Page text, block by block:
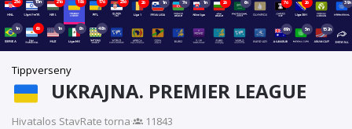
23ó 15n 21ó 18ó 17ó 23ó 2ó 1n 7n 1n 2ó 6n 7ó 2ó 39n
1n 6ó 1n 8n 48n 69n 5n 152n
Tippverseny
UKRAJNA. PREMIER LEAGUE
Hivatalos StavRate torna·
11843